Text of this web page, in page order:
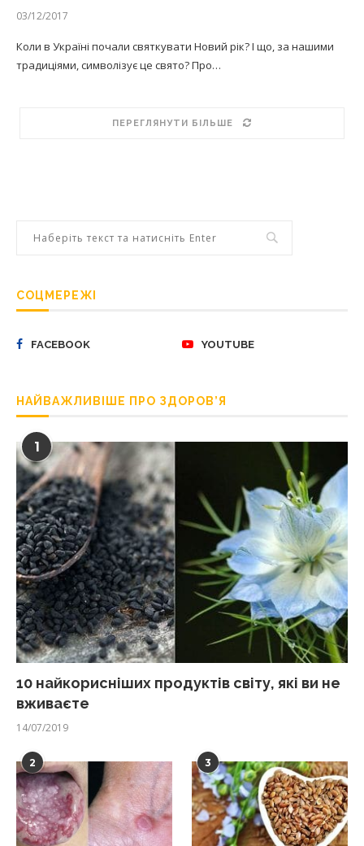
03/12/2017
Коли в Україні почали святкувати Новий рік? І що, за нашими
традиціями, символізує це свято? Про…
ПЕРЕГЛЯНУТИ БІЛЬШЕ
СОЦМЕРЕЖІ
FACEBOOK YOUTUBE
НАЙВАЖЛИВІШЕ ПРО ЗДОРОВ’Я
1
10 найкорисніших продуктів світу, які ви не
вживаєте
14/07/2019
2 3